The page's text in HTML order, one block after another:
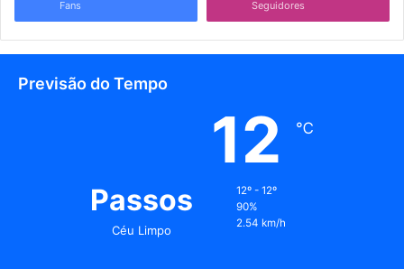
Fans Seguidores
Previsão do Tempo
Passos
Céu Limpo
12 ℃
12º - 12º
90%
2.54 km/h